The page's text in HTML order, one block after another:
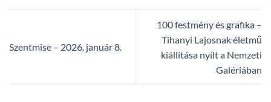
Szentmise – 2026. január 8.
100 festmény és grafika –
Tihanyi Lajosnak életmű
kiállítása nyílt a Nemzeti
Galériában